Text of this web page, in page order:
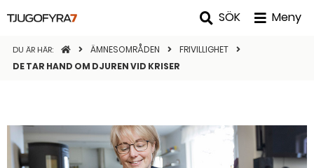
SÖK Meny
DU ÄR HÄR: STARTSIDANÄMNESOMRÅDEN
FRIVILLIGHET
DE TAR HAND OM DJUREN VID KRISER